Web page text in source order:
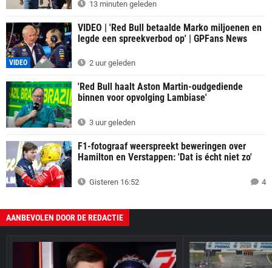
13 minuten geleden
VIDEO
VIDEO | 'Red Bull betaalde Marko miljoenen en
legde een spreekverbod op' | GPFans News
2 uur geleden
'Red Bull haalt Aston Martin-oudgediende
binnen voor opvolging Lambiase'
3 uur geleden
F1-fotograaf weerspreekt beweringen over
Hamilton en Verstappen: 'Dat is écht niet zo'
Gisteren 16:52 4
AANBEVOLEN DOOR DE REDACTIE